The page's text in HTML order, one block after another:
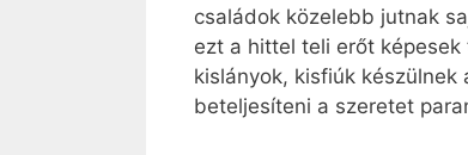
családok közelebb jutnak
ezt a hittel teli erőt
kislányok, kisfiúk
beteljesíteni a szeretet